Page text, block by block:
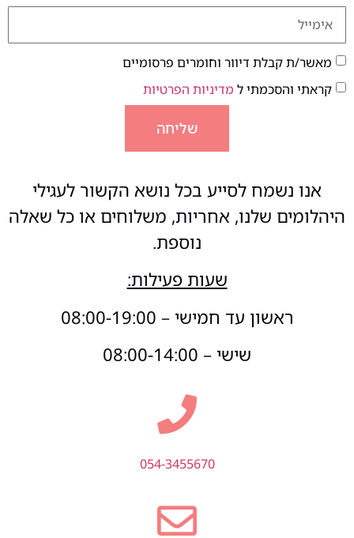
מאשר/ת קבלת דיוור וחומרים פרסומיים
קראתי והסכמתי ל מדיניות הפרטיות
שליחה
אנו נשמח לסייע בכל נושא הקשור לעגילי
היהלומים שלנו, אחריות, משלוחים או כל שאלה
נוספת.
שעות פעילות:
ראשון עד חמישי – 08:00-19:00
שישי – 08:00-14:00
054-3455670